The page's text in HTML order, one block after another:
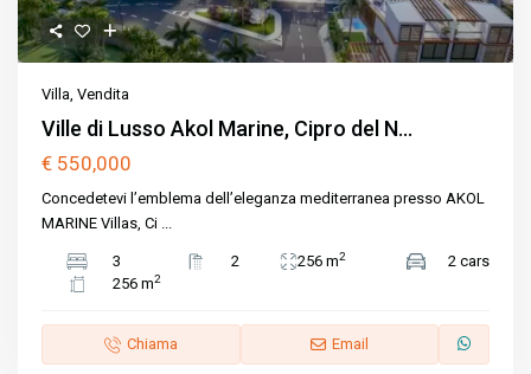
Villa,Vendita
Ville di Lusso Akol Marine, Cipro del N...
€ 550,000
Concedetevi l’emblema dell’eleganza mediterranea presso AKOL
MARINE Villas, Ci ...
3 2 256 m2
2 cars
256 m2
Chiama Email